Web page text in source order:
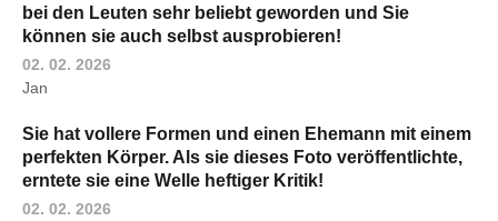
bei den Leuten sehr beliebt geworden und Sie
können sie auch selbst ausprobieren!
02. 02. 2026
Jan
Sie hat vollere Formen und einen Ehemann mit einem
perfekten Körper. Als sie dieses Foto veröffentlichte,
erntete sie eine Welle heftiger Kritik!
02. 02. 2026